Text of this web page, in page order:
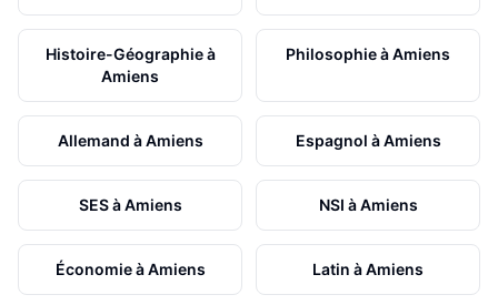
Histoire-Géographieà
Amiens
PhilosophieàAmiens
Allemand àAmiens Espagnol àAmiens
SESàAmiens NSI àAmiens
ÉconomieàAmiens Latin àAmiens